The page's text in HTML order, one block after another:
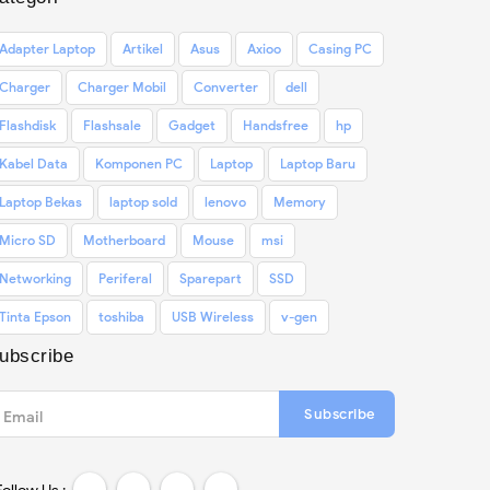
Laptop Artikel Asus Axioo Casing PC
Charger Mobil Converter dell
Flashsale Gadget Handsfree hp
Data Komponen PC Laptop Laptop Baru
Bekas laptop sold lenovo Memory
SD Motherboard Mouse msi
Periferal Sparepart SSD
Epson toshiba USB Wireless v-gen
Email Subscribe